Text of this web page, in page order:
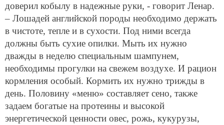
доверил кобылу в надежные руки, - говорит Ленар.
– Лошадей английской породы необходимо держать
в чистоте, тепле и в сухости. Под ними всегда
должны быть сухие опилки. Мыть их нужно
дважды в неделю специальным шампунем,
необходимы прогулки на свежем воздухе. И рацион
кормления особый. Кормить их нужно трижды в
день. Половину «меню» составляет сено, также
задаем богатые на протеины и высокой
энергетической ценности овес, рожь, кукурузы,